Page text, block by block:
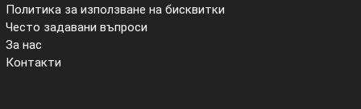
Политика за използване на бисквитки
Често задавани въпроси
За нас
Контакти